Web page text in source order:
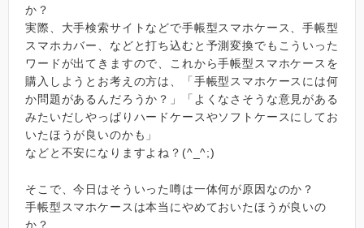
か？
実際、大手検索サイトなどで手帳型スマホケース、手帳型
スマホカバー、などと打ち込むと予測変換でもこういった
ワードが出てきますので、これから手帳型スマホケースを
購入しようとお考えの方は、「手帳型スマホケースには何
か問題があるんだろうか？」「よくなさそうな意見がある
みたいだしやっぱりハードケースやソフトケースにしてお
いたほうが良いのかも」
などと不安になりますよね？(^_^;)
そこで、今日はそういった噂は一体何が原因なのか？
手帳型スマホケースは本当にやめておいたほうが良いの
か？